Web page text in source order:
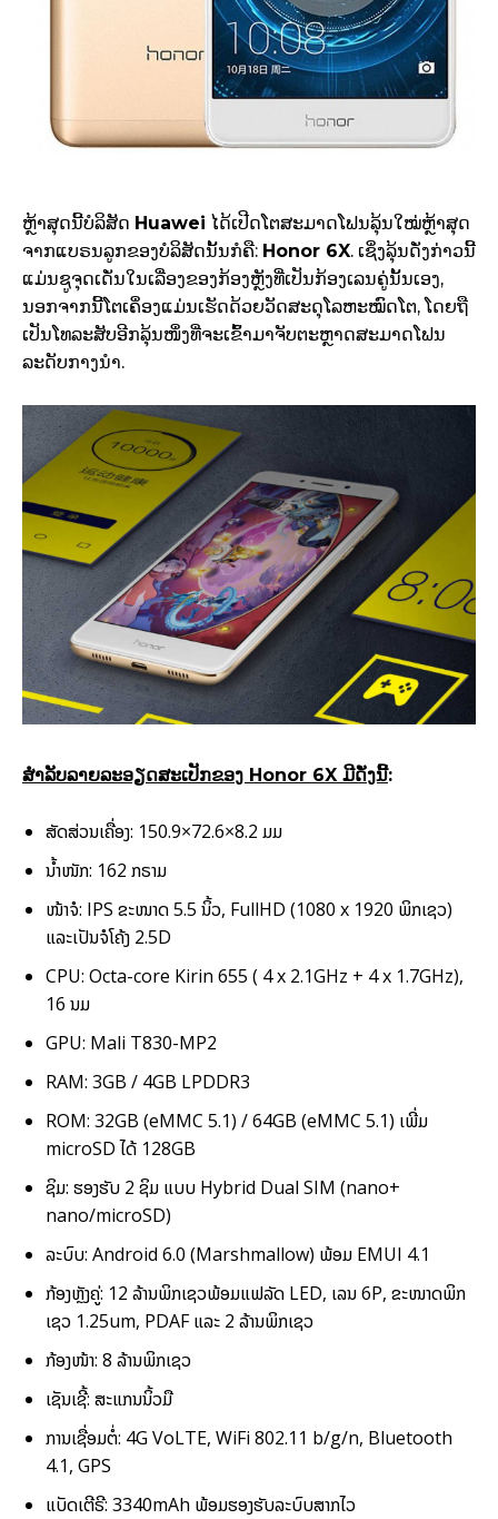
ຫຼ້າສຸດນີ້ບໍລິສັດ ​ Huawei ໄດ້ເປີດໂຕສະມາດໂຟນລຸ້ນໃໝ່ຫຼ້າສຸດ
ຈາກແບຣນລູກຂອງບໍລິສັດນັ້ນກໍຄື: Honor 6X. ເຊິ່ງລຸ້ນດັ່ງກ່າວນີ້
ແມ່ນຊູຈຸດເດັ່ນໃນເລື່ອງຂອງກ້ອງຫຼັງທີ່ເປັນກ້ອງເລນຄູ່ນັ້ນເອງ,
ນອກຈາກນີ້ໂຕເຄຶ່ອງແມ່ນເຮັດດ້ວຍວັດສະດຸໂລຫະໝົດໂຕ, ໂດຍຖື
ເປັນໂທລະສັບອີກລຸ້ນໜຶ່ງທີ່ຈະເຂົ້າມາຈັບຕະຫຼາດສະມາດໂຟນ
ລະດັບກາງນຳ.
ສຳລັບລາຍລະອຽດສະເປັກຂອງ Honor 6X ມີດັ່ງນີ້:
ສັດສ່ວນເຄື່ອງ: 150.9×72.6×8.2 ມມ
ນ້ຳໜັກ: 162 ກຣາມ
ໜ້າຈໍ: IPS ຂະໜາດ 5.5 ນິ້ວ, FullHD (1080 x 1920 ພິກເຊວ)
ແລະເປັນຈໍໂຄ້ງ 2.5D
CPU: Octa-core Kirin 655 ( 4 x 2.1GHz + 4 x 1.7GHz),
16 ນມ
GPU: Mali T830-MP2
RAM: 3GB / 4GB LPDDR3
ROM: 32GB (eMMC 5.1) / 64GB (eMMC 5.1) ເພີ່ມ
microSD ໄດ້ 128GB
ຊິມ: ຮອງຮັບ 2 ຊິມ ແບບ Hybrid Dual SIM (nano+
nano/microSD)
ລະບົບ: Android 6.0 (Marshmallow) ພ້ອມ EMUI 4.1
ກ້ອງຫຼັງຄູ່: 12 ລ້ານພິກເຊວພ້ອມແຟລັດ LED, ເລນ 6P, ຂະໜາດພິກ
ເຊວ 1.25um, PDAF ແລະ 2 ລ້ານພິກເຊວ
ກ້ອງໜ້າ: 8 ລ້ານພິກເຊວ
ເຊັນເຊີ້: ສະແກນນິ້ວມື
ການເຊື່ອມຕໍ່: 4G VoLTE, WiFi 802.11 b/g/n, Bluetooth
4.1, GPS
ແບັດເຕີຣີ: 3340mAh ພ້ອມຮອງຮັບລະບົບສາກໄວ